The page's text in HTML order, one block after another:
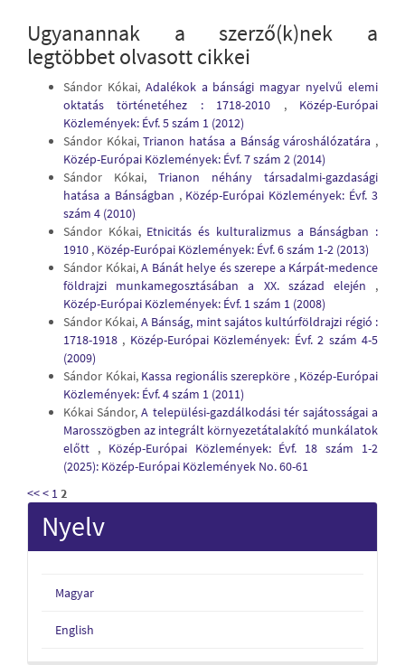
Ugyanannak a szerző(k)nek a
legtöbbet olvasott cikkei
Sándor Kókai, Adalékok a bánsági magyar nyelvű elemi
oktatás történetéhez : 1718-2010 , Közép-Európai
Közlemények: Évf. 5 szám 1 (2012)
Sándor Kókai,Trianon hatása a Bánság városhálózatára ,
Közép-Európai Közlemények: Évf. 7 szám 2 (2014)
Sándor Kókai, Trianon néhány társadalmi-gazdasági
hatása a Bánságban , Közép-Európai Közlemények: Évf. 3
szám 4 (2010)
Sándor Kókai, Etnicitás és kulturalizmus a Bánságban :
1910 , Közép-Európai Közlemények: Évf. 6 szám 1-2 (2013)
Sándor Kókai,A Bánát helye és szerepe a Kárpát-medence
földrajzi munkamegosztásában a XX. század elején ,
Közép-Európai Közlemények: Évf. 1 szám 1 (2008)
Sándor Kókai, A Bánság, mint sajátos kultúrföldrajzi régió :
1718-1918 , Közép-Európai Közlemények: Évf. 2 szám 4-5
(2009)
Sándor Kókai, Kassa regionális szerepköre , Közép-Európai
Közlemények: Évf. 4 szám 1 (2011)
Kókai Sándor,A települési-gazdálkodási tér sajátosságai a
Marosszögben az integrált környezetátalakító munkálatok
előtt , Közép-Európai Közlemények: Évf. 18 szám 1-2
(2025): Közép-Európai Közlemények No. 60-61
<<< 12
Nyelv
Magyar
English